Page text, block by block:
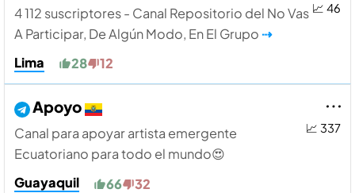
📈 46
4 112 suscriptores - Canal Repositorio del No Vas
A Participar, De Algún Modo, En El Grupo ⇢
Lima
28 12
📈 337
Apoyo
Canal para apoyar artista emergente
Ecuatoriano para todo el mundo😍
Guayaquil
66 32